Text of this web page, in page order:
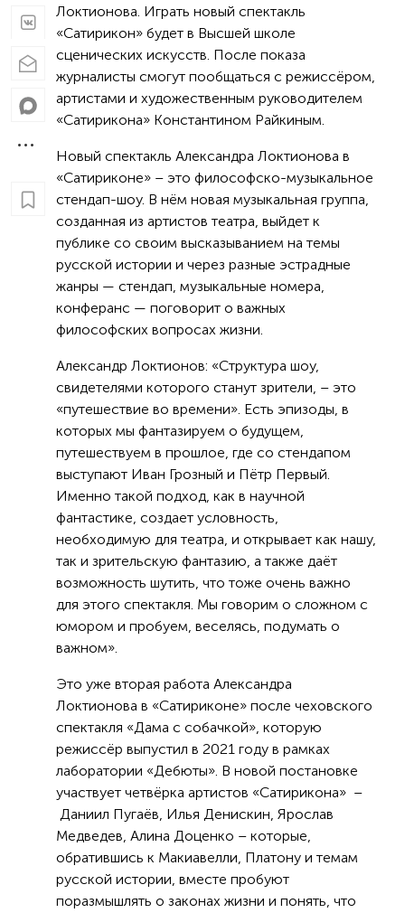
Локтионова. Играть новый спектакль
«Сатирикон» будет в Высшей школе
сценических искусств. После показа
журналисты смогут пообщаться с режиссёром,
артистами и художественным руководителем
«Сатирикона» Константином Райкиным.
Новый спектакль Александра Локтионова в
«Сатириконе» – это философско-музыкальное
стендап-шоу. В нём новая музыкальная группа,
созданная из артистов театра, выйдет к
публике со своим высказыванием на темы
русской истории и через разные эстрадные
жанры — стендап, музыкальные номера,
конферанс — поговорит о важных
философских вопросах жизни.
Александр Локтионов: «Структура шоу,
свидетелями которого станут зрители, – это
«путешествие во времени». Есть эпизоды, в
которых мы фантазируем о будущем,
путешествуем в прошлое, где со стендапом
выступают Иван Грозный и Пётр Первый.
Именно такой подход, как в научной
фантастике, создает условность,
необходимую для театра, и открывает как нашу,
так и зрительскую фантазию, а также даёт
возможность шутить, что тоже очень важно
для этого спектакля. Мы говорим о сложном с
юмором и пробуем, веселясь, подумать о
важном».
Это уже вторая работа Александра
Локтионова в «Сатириконе» после чеховского
спектакля «Дама с собачкой», которую
режиссёр выпустил в 2021 году в рамках
лаборатории «Дебюты». В новой постановке
участвует четвёрка артистов «Сатирикона» –
Даниил Пугаёв, Илья Денискин, Ярослав
Медведев, Алина Доценко – которые,
обратившись к Макиавелли, Платону и темам
русской истории, вместе пробуют
поразмышлять о законах жизни и понять, что